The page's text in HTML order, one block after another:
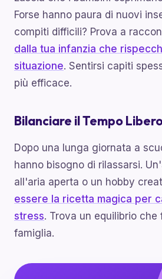
Forse hanno paura di nuovi
compiti difficili? Prova a
dalla tua infanzia che
situazione. Sentirsi capiti
più efficace.
Bilanciare il Tempo
Dopo una lunga giornata a
hanno bisogno di rilassarsi.
all'aria aperta o un hobby
essere la ricetta magica per
stress. Trova un equilibrio che
famiglia.